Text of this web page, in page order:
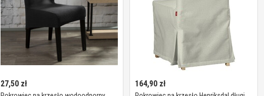
27,50zł 164,90 zł